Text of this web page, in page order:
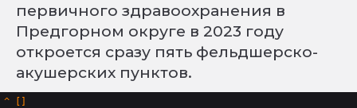
первичного здравоохранения в
Предгорном округе в 2023 году
откроется сразу пять фельдшерско-
акушерских пунктов.
^